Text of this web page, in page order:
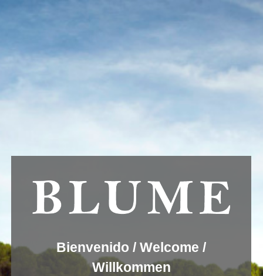
Blume-conservas
AJUSTES
Bienvenido / Welcome /
Willkommen